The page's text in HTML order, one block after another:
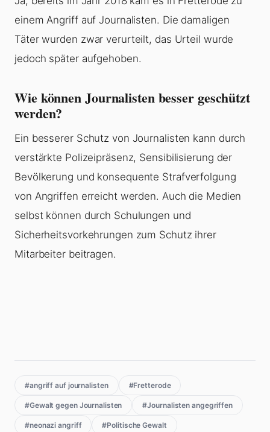
einem Angriff auf Journalisten. Die damaligen
Täter wurden zwar verurteilt, das Urteil wurde
jedoch später aufgehoben.
Wie können Journalisten besser geschützt
werden?
Ein besserer Schutz von Journalisten kann durch
verstärkte Polizeipräsenz, Sensibilisierung der
Bevölkerung und konsequente Strafverfolgung
von Angriffen erreicht werden. Auch die Medien
selbst können durch Schulungen und
Sicherheitsvorkehrungen zum Schutz ihrer
Mitarbeiter beitragen.
#angriff auf journalisten #Fretterode
#Gewalt gegen Journalisten #Journalisten angegriffen
#neonazi angriff #Politische Gewalt